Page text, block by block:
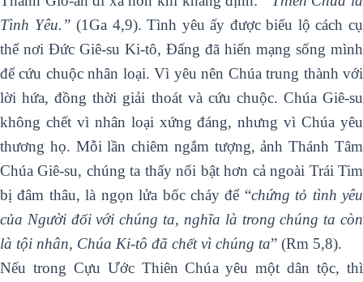
Tình Yêu.” (1Ga 4,9). Tình yêu ấy được biểu lộ cách cụ
thể nơi Đức Giê-su Ki-tô, Đấng đã hiến mạng sống mình
để cứu chuộc nhân loại. Vì yêu nên Chúa trung thành với
lời hứa, đồng thời giải thoát và cứu chuộc. Chúa Giê-su
không chết vì nhân loại xứng đáng, nhưng vì Chúa yêu
thương họ. Mỗi lần chiêm ngắm tượng, ảnh Thánh Tâm
Chúa Giê-su, chúng ta thấy nổi bật hơn cả ngoài Trái Tim
bị đâm thâu, là ngọn lửa bốc cháy để “chứng tỏ tình yêu
của Người đối với chúng ta, nghĩa là trong chúng ta còn
là tội nhân, Chúa Ki-tô đã chết vì chúng ta” (Rm 5,8).
Nếu trong Cựu Ước Thiên Chúa yêu một dân tộc, thì